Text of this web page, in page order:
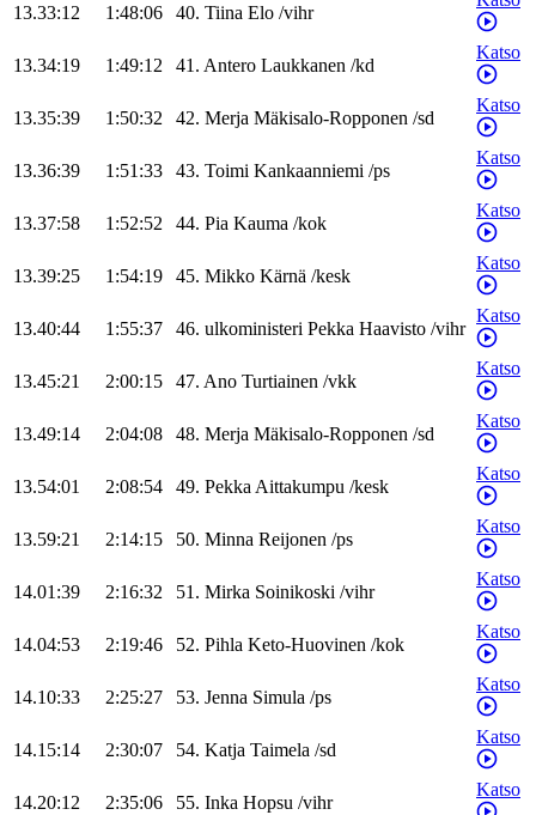
13.33:12 1:48:06 40. Tiina Elo /vihr
13.34:19 1:49:12 41. Antero Laukkanen /kd
Katso
13.35:39 1:50:32 42. Merja Mäkisalo-Ropponen /sd
Katso
13.36:39 1:51:33 43. Toimi Kankaanniemi /ps
Katso
13.37:58 1:52:52 44. Pia Kauma /kok
Katso
13.39:25 1:54:19 45. Mikko Kärnä /kesk
Katso
13.40:44 1:55:37 46. ulkoministeri Pekka Haavisto /vihr
Katso
13.45:21 2:00:15 47. Ano Turtiainen /vkk
Katso
13.49:14 2:04:08 48. Merja Mäkisalo-Ropponen /sd
Katso
13.54:01 2:08:54 49. PekkaAittakumpu /kesk
Katso
13.59:21 2:14:15 50. Minna Reijonen /ps
Katso
14.01:39 2:16:32 51. Mirka Soinikoski /vihr
Katso
14.04:53 2:19:46 52. Pihla Keto-Huovinen /kok
Katso
14.10:33 2:25:27 53. Jenna Simula /ps
Katso
14.15:14 2:30:07 54. Katja Taimela /sd
Katso
14.20:12 2:35:06 55. Inka Hopsu /vihr
Katso